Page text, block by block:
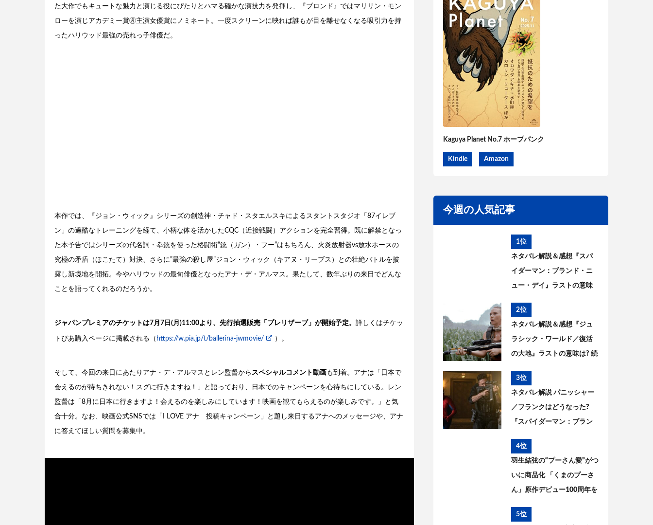
た大作でもキュートな魅力と演じる役にぴたりとハマる確かな演技力を発揮し、『ブロンド』ではマリリン・モン
ローを演じアカデミー賞🄬主演女優賞にノミネート。一度スクリーンに映れば誰もが目を離せなくなる吸引力を持
ったハリウッド最強の売れっ子俳優だ。
本作では、『ジョン・ウィック』シリーズの創造神・チャド・スタエルスキによるスタントスタジオ「87イレブ
ン」の過酷なトレーニングを経て、小柄な体を活かしたCQC（近接戦闘）アクションを完全習得。既に解禁となっ
た本予告ではシリーズの代名詞・拳銃を使った格闘術“銃（ガン）・フー”はもちろん、火炎放射器vs放水ホースの
究極の矛盾（ほこたて）対決、さらに”最強の殺し屋”ジョン・ウィック（キアヌ・リーブス）との壮絶バトルを披
露し新境地を開拓。今やハリウッドの最旬俳優となったアナ・デ・アルマス。果たして、数年ぶりの来日でどんな
ことを語ってくれるのだろうか。
ジャパンプレミアのチケットは7月7日(月)11:00より、先行抽選販売「プレリザーブ」が開始予定。 詳しくはチケッ
トぴあ購入ページに掲載される（ https://w.pia.jp/t/ballerina-jwmovie/ ）。
そして、今回の来日にあたりアナ・デ・アルマスとレン監督から スペシャルコメント動画も到着。アナは「日本で
会えるのが待ちきれない！スグに行きますね！」と語っており、日本でのキャンペーンを心待ちにしている。レン
監督は「8月に日本に行きますよ！会えるのを楽しみにしています！映画を観てもらえるのが楽しみです。」と気
合十分。なお、映画公式SNSでは「I LOVE アナ 投稿キャンペーン」と題し来日するアナへのメッセージや、アナ
に答えてほしい質問を募集中。
Kaguya Planet No.7 ホープパンク
Kindle Amazon
今週の人気記事
1位
ネタバレ解説＆感想『スパ
イダーマン：ブランド・ニ
ュー・デイ』ラストの意味
った? 今後を考察
2位
ネタバレ解説＆感想『ジュ
ラシック・ワールド／復活
の大地』ラストの意味は? 続
3位
ネタバレ解説 パニッシャー
／フランクはどうなった?
『スパイダーマン：ブラン
までを考察
4位
羽生結弦の“プーさん愛”がつ
いに商品化 「くまのプーさ
ん」原作デビュー100周年を
5位